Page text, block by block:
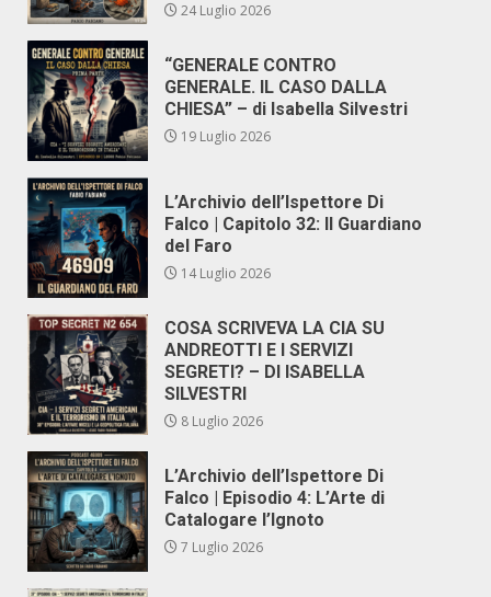
24 Luglio 2026
“GENERALE CONTRO
GENERALE. IL CASO DALLA
CHIESA” – di Isabella Silvestri
19 Luglio 2026
L’Archivio dell’Ispettore Di
Falco | Capitolo 32: Il Guardiano
del Faro
14 Luglio 2026
COSA SCRIVEVA LA CIA SU
ANDREOTTI E I SERVIZI
SEGRETI? – DI ISABELLA
SILVESTRI
8 Luglio 2026
L’Archivio dell’Ispettore Di
Falco | Episodio 4: L’Arte di
Catalogare l’Ignoto
7 Luglio 2026